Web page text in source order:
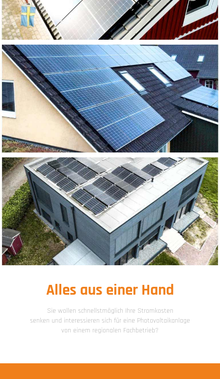
Alles aus einer Hand
Sie wollen schnellstmöglich Ihre Stromkosten
senken und interessieren sich für eine Photovoltaikanlage
von einem regionalen Fachbetrieb?